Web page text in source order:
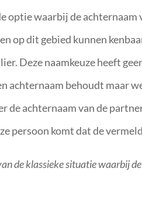
optie waarbij de
op dit gebied kunnen
Deze naamkeuze heeft
achternaam behoudt maar
de achternaam van de
persoon komt dat de
de klassieke situatie waarbij